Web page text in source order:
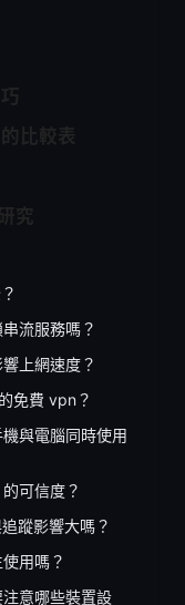
流服務嗎？
上網速度？
免費 vpn？
與電腦同時使用
可信度？
蹤影響大嗎？
用嗎？
意哪些裝置設